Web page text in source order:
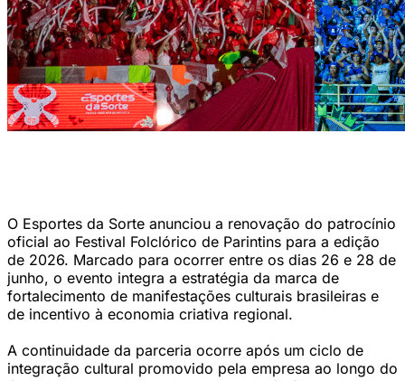
O Esportes da Sorte anunciou a renovação do patrocínio
oficial ao Festival Folclórico de Parintins para a edição
de 2026. Marcado para ocorrer entre os dias 26 e 28 de
junho, o evento integra a estratégia da marca de
fortalecimento de manifestações culturais brasileiras e
de incentivo à economia criativa regional.
A continuidade da parceria ocorre após um ciclo de
integração cultural promovido pela empresa ao longo do